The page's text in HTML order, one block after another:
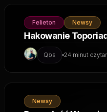
Felieton Newsy
Hakowanie
Qbs 24 minut
Newsy